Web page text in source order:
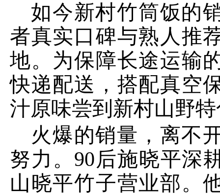
如今新村竹筒饭的
者真实口碑与熟人推
地。为保障长途运输
快递配送，搭配真空
汁原味尝到新村山野
火爆的销量，离不
努力。 90后施晓平深
山晓平竹子营业部。